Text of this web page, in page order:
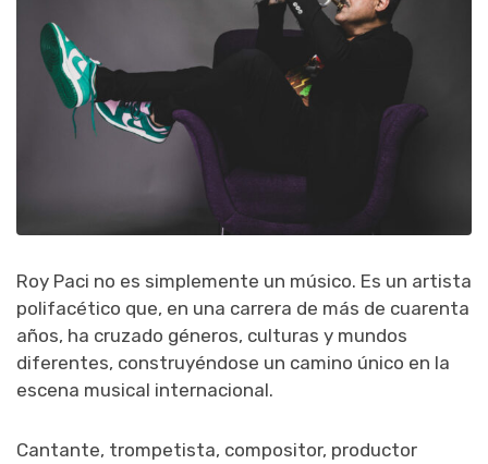
Roy Paci no es simplemente un músico. Es un artista
polifacético que, en una carrera de más de cuarenta
años, ha cruzado géneros, culturas y mundos
diferentes, construyéndose un camino único en la
escena musical internacional.
Cantante, trompetista, compositor, productor